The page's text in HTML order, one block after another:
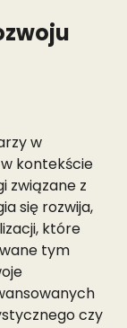
w
kontekście
związane z
się rozwija,
które
tym
czy